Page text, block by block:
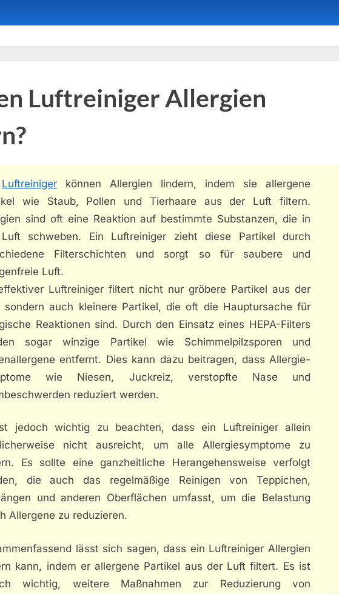
Luftreiniger Allergien
Luftreiniger können Allergien lindern, indem sie allergene
wie Staub, Pollen und Tierhaare aus der Luft filtern.
sind oft eine Reaktion auf bestimmte Substanzen, die in
schweben. Ein Luftreiniger zieht diese Partikel durch
Filterschichten und sorgt so für saubere und
Luft.
Luftreiniger filtert nicht nur gröbere Partikel aus der
sondern auch kleinere Partikel, die oft die Hauptursache für
Reaktionen sind. Durch den Einsatz eines HEPA-Filters
sogar winzige Partikel wie Schimmelpilzsporen und
entfernt. Dies kann dazu beitragen, dass Allergie-
wie Niesen, Juckreiz, verstopfte Nase und
reduziert werden.
jedoch wichtig zu beachten, dass ein Luftreiniger allein
nicht ausreicht, um alle Allergiesymptome zu
Es sollte eine ganzheitliche Herangehensweise verfolgt
die auch das regelmäßige Reinigen von Teppichen,
und anderen Oberflächen umfasst, um die Belastung
Allergene zu reduzieren.
lässt sich sagen, dass ein Luftreiniger Allergien
kann, indem er allergene Partikel aus der Luft filtert. Es ist
wichtig, weitere Maßnahmen zur Reduzierung von